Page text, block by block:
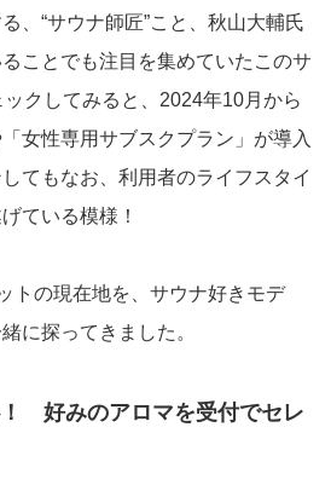
、“サウナ師匠”こと、秋山大輔氏
ことでも注目を集めていたこのサ
クしてみると、2024年10月から
女性専用サブスクプラン」が導入
てもなお、利用者のライフスタイ
ている模様！
トの現在地を、サウナ好きモデ
に探ってきました。
好みのアロマを受付でセレ